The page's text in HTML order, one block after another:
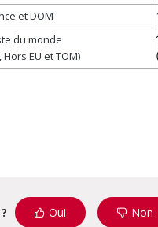
et DOM
du monde
Hors EU et TOM)
Oui Non